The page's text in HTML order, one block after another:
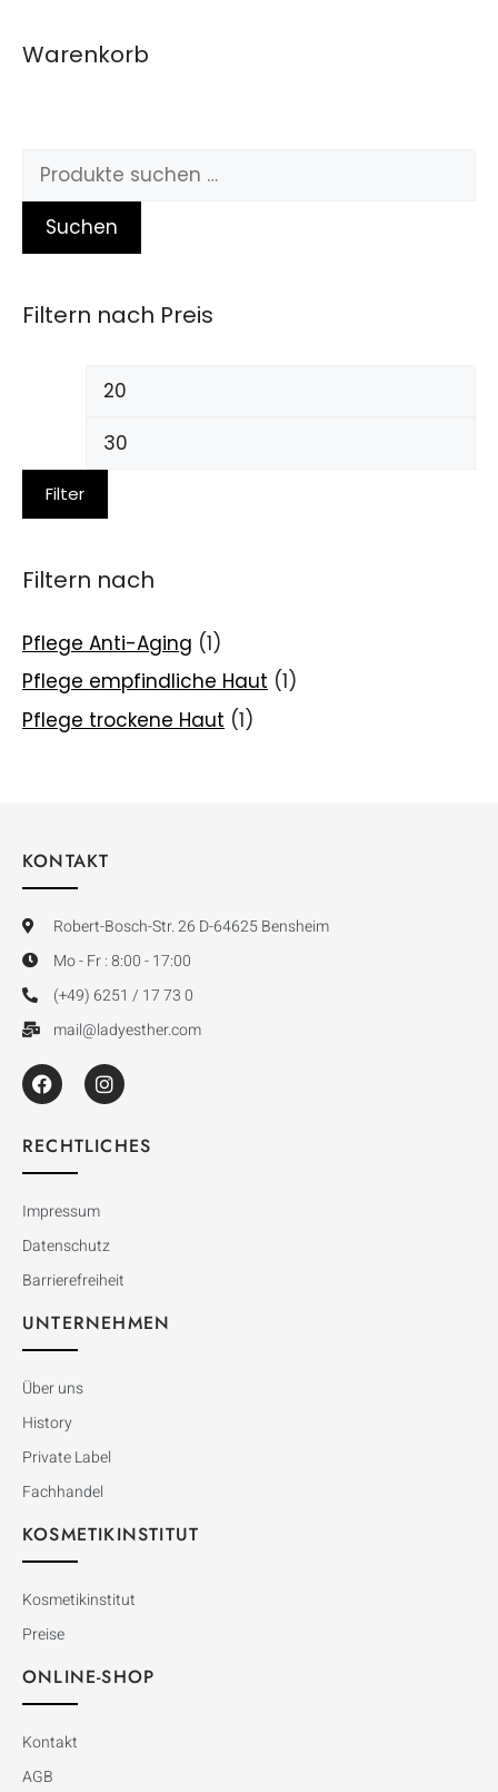
Warenkorb
Suchen
Filtern nach Preis
Filter
Filtern nach
Pflege Anti-Aging (1)
Pflege empfindliche Haut (1)
Pflege trockene Haut (1)
KONTAKT
Robert-Bosch-Str. 26 D-64625 Bensheim
Mo - Fr : 8:00 - 17:00
(+49) 6251 / 17 73 0
mail@ladyesther.com
RECHTLICHES
Impressum
Datenschutz
Barrierefreiheit
UNTERNEHMEN
Über uns
History
Private Label
Fachhandel
KOSMETIKINSTITUT
Kosmetikinstitut
Preise
ONLINE-SHOP
Kontakt
AGB